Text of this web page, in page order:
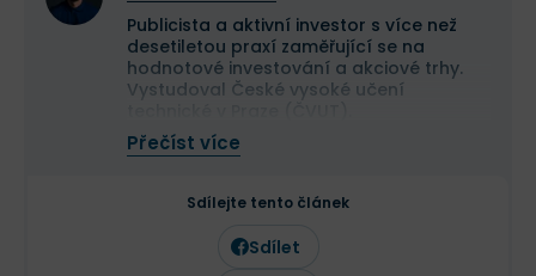
Publicista a aktivní investor s více než
desetiletou praxí zaměřující se na
hodnotové investování a akciové trhy.
Vystudoval České vysoké učení
Ve své investiční strategii kombinuje
aktivní i pasivní přístup a zaměřuje se
společnosti a value investice. Ve svých
článcích se věnuje investičním
strategiím, psychologii investování a
analýze jednotlivých akcií.
Přečíst více
Sdílejte tento článek
Sdílet